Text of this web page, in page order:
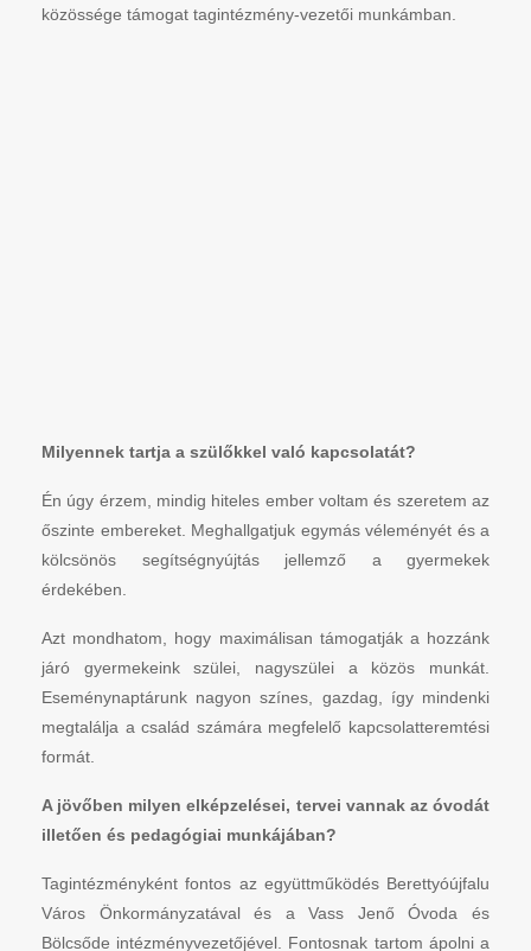
közössége támogat tagintézmény-vezetői munkámban.
Milyennek tartja a szülőkkel való kapcsolatát?
Én úgy érzem, mindig hiteles ember voltam és szeretem az
őszinte embereket. Meghallgatjuk egymás véleményét és a
kölcsönös segítségnyújtás jellemző a gyermekek
érdekében.
Azt mondhatom, hogy maximálisan támogatják a hozzánk
járó gyermekeink szülei, nagyszülei a közös munkát.
Eseménynaptárunk nagyon színes, gazdag, így mindenki
megtalálja a család számára megfelelő kapcsolatteremtési
formát.
A jövőben milyen elképzelései, tervei vannak az óvodát
illetően és pedagógiai munkájában?
Tagintézményként fontos az együttműködés Berettyóújfalu
Város Önkormányzatával és a Vass Jenő Óvoda és
Bölcsőde intézményvezetőjével. Fontosnak tartom ápolni a